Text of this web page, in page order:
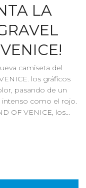
LA
camiseta del
los gráficos
pasando de un
intenso como el rojo.
OF VENICE, los...